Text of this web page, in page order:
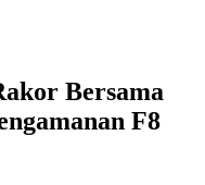
Bersama
F8